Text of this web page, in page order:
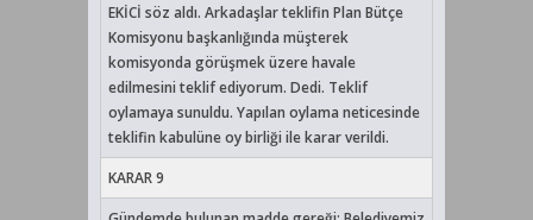
EKİCİ söz aldı. Arkadaşlar teklifin Plan Bütçe
Komisyonu başkanlığında müşterek
komisyonda görüşmek üzere havale
edilmesini teklif ediyorum. Dedi. Teklif
oylamaya sunuldu. Yapılan oylama neticesinde
teklifin kabulüne oy birliği ile karar verildi.
KARAR 9